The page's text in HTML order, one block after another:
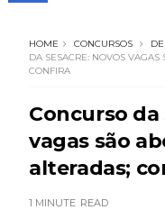
HOME CONCURSOS
DA SESACRE: NOVOS VAGAS
CONFIRA
Concurso da
vagas são
alteradas;
1 MINUTE READ